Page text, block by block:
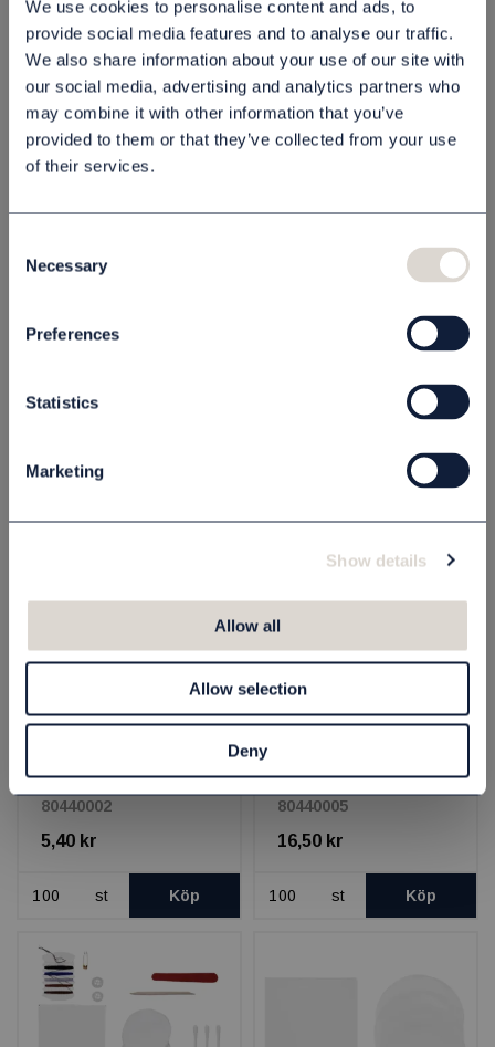
We use cookies to personalise content and ads, to
provide social media features and to analyse our traffic.
We also share information about your use of our site with
our social media, advertising and analytics partners who
may combine it with other information that you’ve
provided to them or that they’ve collected from your use
of their services.
Selection
Necessary
Preferences
Statistics
Marketing
Show details
Allow all
Allow selection
Deny
st
Barnset "Beba Lena
st
Vikbar kam/borste -
Köp
80440002
5,40 kr
st Köp
White Line
80440005
16,50 kr
st Köp